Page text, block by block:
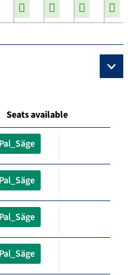
Seats available
Pal_Säge
Pal_Säge
Pal_Säge
Pal_Säge